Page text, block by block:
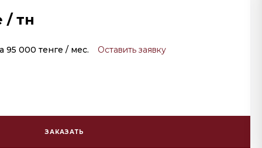
/ тн
95 000 тенге / мес. Оставить заявку
ЗАКАЗАТЬ